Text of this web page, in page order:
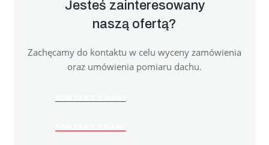
Jesteś zainteresowany
naszą ofertą?
Zachęcamy do kontaktu w celu wyceny zamówienia
oraz umówienia pomiaru dachu.